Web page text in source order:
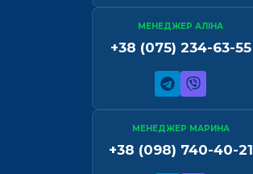
МЕНЕДЖЕР АЛІНА
+38 (075) 234-63-55
МЕНЕДЖЕР МАРИНА
+38 (098) 740-40-21